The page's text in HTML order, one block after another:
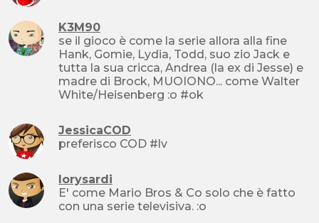
K3M90
se il gioco è come la serie allora alla fine
Hank, Gomie, Lydia, Todd, suo zio Jack e
tutta la sua cricca, Andrea (la ex di Jesse) e
madre di Brock, MUOIONO... come Walter
White/Heisenberg :o #ok
JessicaCOD
preferisco COD #lv
lorysardi
E' come Mario Bros & Co solo che è fatto
con una serie televisiva. :o